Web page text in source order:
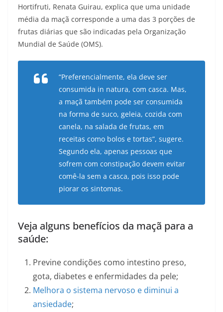
Hortifruti, Renata Guirau, explica que uma unidade
média da maçã corresponde a uma das 3 porções de
frutas diárias que são indicadas pela Organização
Mundial de Saúde (OMS).
“Preferencialmente, ela deve ser
consumida in natura, com casca. Mas,
a maçã também pode ser consumida
na forma de suco, geleia, cozida com
canela, na salada de frutas, em
receitas como bolos e tortas”, sugere.
Segundo ela, apenas pessoas que
sofrem com constipação devem evitar
comê-la sem a casca, pois isso pode
piorar os sintomas.
Veja alguns benefícios da maçã para a
saúde:
Previne condições como intestino preso,
gota, diabetes e enfermidades da pele;
Melhora o sistema nervoso e diminui a
ansiedade;